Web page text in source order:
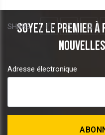
SHARE
Soyez le premier
Adresse électronique